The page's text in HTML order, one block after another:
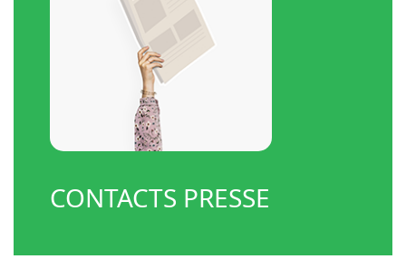
CONTACTS PRESSE